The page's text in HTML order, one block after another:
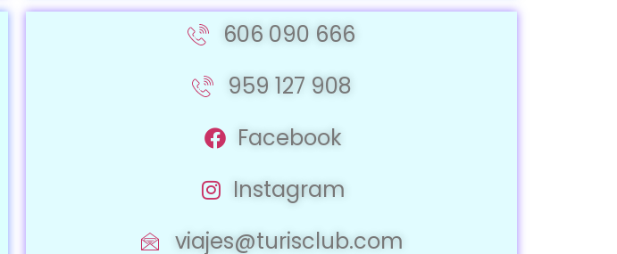
606 090 666
959 127 908
Facebook
Instagram
viajes@turisclub.com